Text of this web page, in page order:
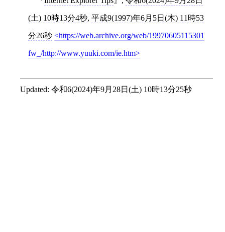
(土) 10時13分4秒, 平成9(1997)年6月5日(木) 11時53
分26秒 https://web.archive.org/web/19970605115301
fw_/http://www.yuuki.com/ie.htm
Updated: 令和6(2024)年9月28日(土) 10時13分25秒